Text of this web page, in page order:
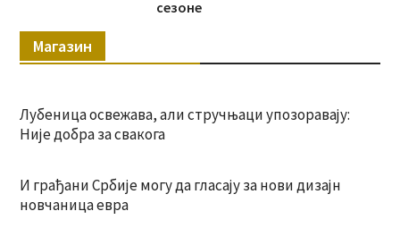
сезоне
Магазин
Лубеница освежава, али стручњаци упозоравају:
Није добра за свакога
И грађани Србије могу да гласају за нови дизајн
новчаница евра